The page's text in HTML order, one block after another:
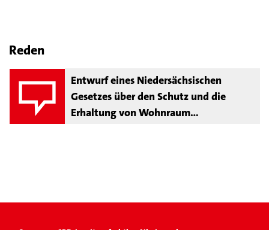
Reden
Entwurf eines Niedersächsischen
Gesetzes über den Schutz und die
Erhaltung von Wohnraum